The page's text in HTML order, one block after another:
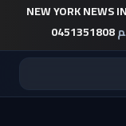
NEW YORK NEWS
0451351808